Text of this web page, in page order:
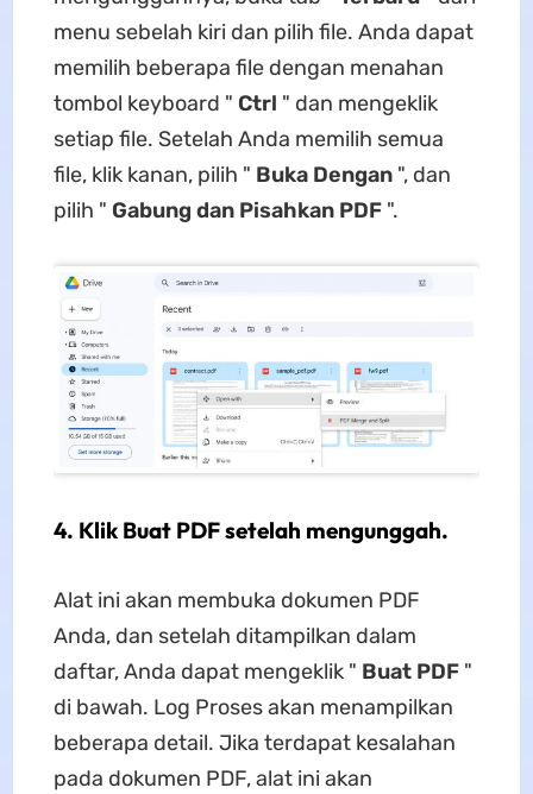
menu sebelah kiri dan pilih file. Anda dapat
memilih beberapa file dengan menahan
tombol keyboard " Ctrl " dan mengeklik
setiap file. Setelah Anda memilih semua
file, klik kanan, pilih " Buka Dengan", dan
pilih " Gabung dan Pisahkan PDF".
4. Klik Buat PDF setelah mengunggah.
Alat ini akan membuka dokumen PDF
Anda, dan setelah ditampilkan dalam
daftar, Anda dapat mengeklik " Buat PDF"
di bawah. Log Proses akan menampilkan
beberapa detail. Jika terdapat kesalahan
pada dokumen PDF, alat ini akan